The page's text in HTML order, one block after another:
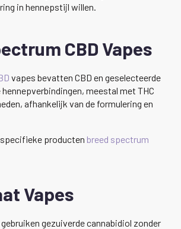
in hennepstijl willen.
CBD Vapes
vapes bevatten CBD en geselecteerde
meestal met THC
afhankelijk van de formulering en
producten breed spectrum
Vapes
gezuiverde cannabidiol zonder